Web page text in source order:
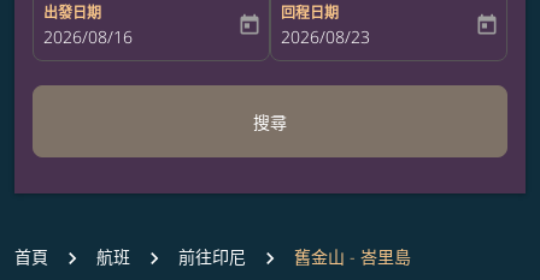
出發日期
fc-booking-departure-date-aria-label
2026/08/16 today
回程日期
fc-booking-return-date-aria-label
2026/08/23 today
搜尋
首頁 航班 前往印尼 舊金山 - 峇里島